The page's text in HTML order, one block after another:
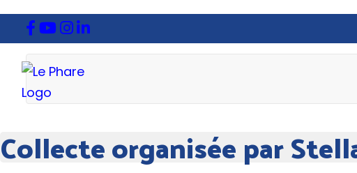
Collecte organisée par